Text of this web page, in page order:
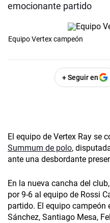
emocionante partido
Equipo Vertex campeón
+ Seguir en
El equipo de Vertex Ray se
Summum de polo,
ante una desbordante
En la nueva cancha del
por 9-6 al equipo de Rossi
partido. El equipo
Sánchez, Santiago Mesa,